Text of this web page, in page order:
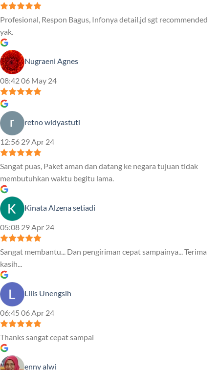
Profesional, Respon Bagus, Infonya detail.jd sgt recommended
yak.
Nugraeni Agnes
08:42 06 May 24
retno widyastuti
12:56 29 Apr 24
Sangat puas, Paket aman dan datang ke negara tujuan tidak
membutuhkan waktu begitu lama.
Kinata Alzena setiadi
05:08 29 Apr 24
Sangat membantu... Dan pengiriman cepat sampainya... Terima
kasih...
Lilis Unengsih
06:45 06 Apr 24
Thanks sangat cepat sampai
enny alwi